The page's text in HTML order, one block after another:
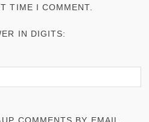
TIME I COMMENT.
IN DIGITS:
COMMENTS BY EMAIL.